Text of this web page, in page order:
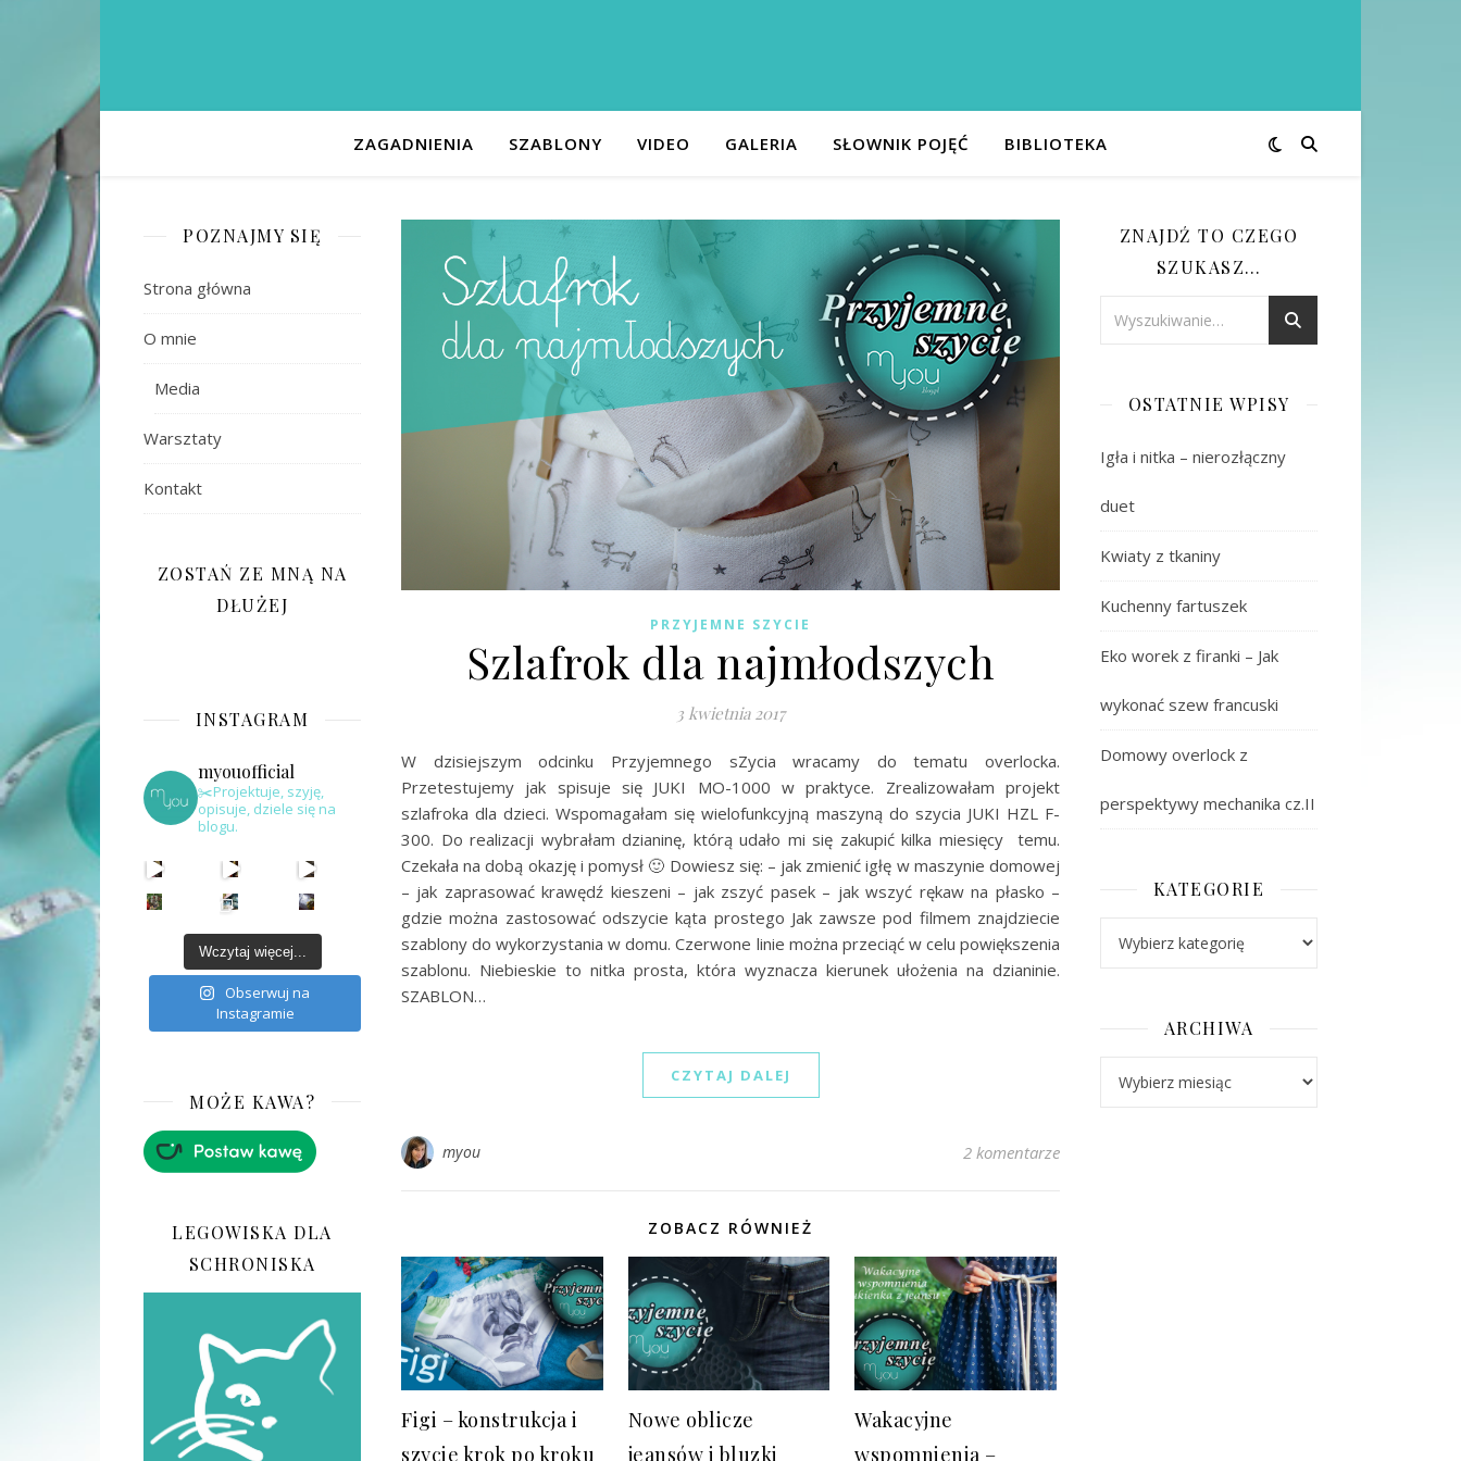
ZAGADNIENIA SZABLONY VIDEO GALERIA SŁOWNIK POJĘĆ BIBLIOTEKA
POZNAJMY SIĘ
Strona główna
O mnie
Media
Warsztaty
Kontakt
ZOSTAŃ ZE MNĄ NA
DŁUŻEJ
INSTAGRAM
myouofficial
✂️Projektuje, szyję,
opisuje, dziele się na
blogu.
Wczytaj więcej...
Obserwuj na
Instagramie
MOŻE KAWA?
LEGOWISKA DLA
SCHRONISKA
PRZYJEMNE SZYCIE
Szlafrok dla najmłodszych
3 kwietnia 2017
W dzisiejszym odcinku Przyjemnego sZycia wracamy do tematu overlocka.
Przetestujemy jak spisuje się JUKI MO-1000 w praktyce. Zrealizowałam projekt
szlafroka dla dzieci. Wspomagałam się wielofunkcyjną maszyną do szycia JUKI HZL F-
300. Do realizacji wybrałam dzianinę, którą udało mi się zakupić kilka miesięcy temu.
Czekała na dobą okazję i pomysł 🙂 Dowiesz się: – jak zmienić igłę w maszynie domowej
– jak zaprasować krawędź kieszeni – jak zszyć pasek – jak wszyć rękaw na płasko –
gdzie można zastosować odszycie kąta prostego Jak zawsze pod filmem znajdziecie
szablony do wykorzystania w domu. Czerwone linie można przeciąć w celu powiększenia
szablonu. Niebieskie to nitka prosta, która wyznacza kierunek ułożenia na dzianinie.
SZABLON…
CZYTAJ DALEJ
myou 2 komentarze
ZOBACZ RÓWNIEŻ
Figi – konstrukcja i
szycie krok po kroku
Nowe oblicze
jeansów i bluzki
Wakacyjne
wspomnienia –
ZNAJDŹ TO CZEGO
SZUKASZ…
OSTATNIE WPISY
Igła i nitka – nierozłączny
duet
Kwiaty z tkaniny
Kuchenny fartuszek
Eko worek z firanki – Jak
wykonać szew francuski
Domowy overlock z
perspektywy mechanika cz.II
KATEGORIE
ARCHIWA